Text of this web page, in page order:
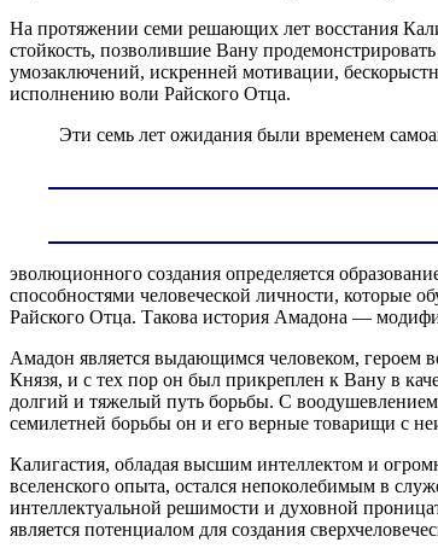
На протяжении семи решающих лет восстания
стойкость, позволившие Вану
умозаключений, искренней мотивации,
исполнению воли Райского Отца.
Эти семь лет ожидания были временем
эволюционного создания определяется
способностями человеческой личности, которые
Райского Отца. Такова история Амадона —
Амадон является выдающимся человеком, героем
Князя, и с тех пор он был прикреплен к Вану в
долгий и тяжелый путь борьбы. С
семилетней борьбы он и его верные товарищи с
Калигастия, обладая высшим интеллектом и
вселенского опыта, остался непоколебимым в
интеллектуальной решимости и духовной
является потенциалом для создания